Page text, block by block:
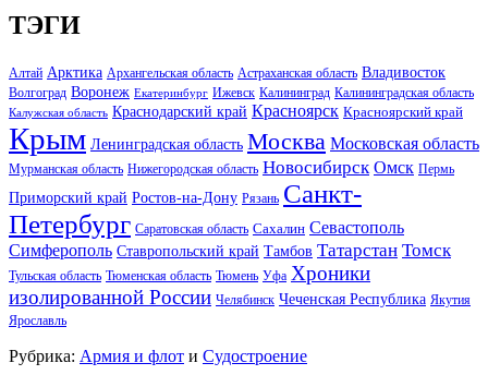
ТЭГИ
Алтай Арктика Архангельская область Астраханская область Владивосток
Волгоград Воронеж Екатеринбург Ижевск Калининград Калининградская область
Калужская область Краснодарский край Красноярск Красноярский край
Крым Ленинградская область Москва Московская область
Мурманская область Нижегородская область Новосибирск Омск Пермь
Приморский край Ростов-на-Дону Рязань Санкт-
Петербург Саратовская область Сахалин Севастополь
Симферополь Ставропольский край Тамбов Татарстан Томск
Тульская область Тюменская область Тюмень Уфа Хроники
изолированной России Челябинск Чеченская Республика Якутия
Ярославль
Рубрика: Армия и флот и Судостроение